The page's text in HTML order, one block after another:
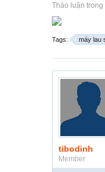
Thảo luận trong
Tags: máy lau
tibodinh
Member